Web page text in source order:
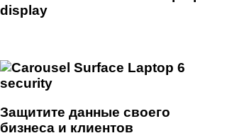
Защитите данные своего
бизнеса и клиентов